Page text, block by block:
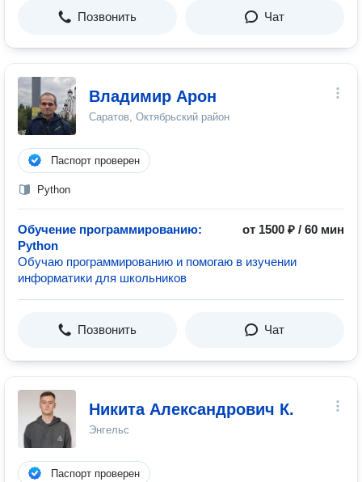
Позвонить Чат
Владимир Арон
Саратов, Октябрьский район
Паспорт проверен
Python
Обучение программированию:
Python
от 1500 ₽ / 60 мин
Обучаю программированию и помогаю в изучении
информатики для школьников
Позвонить Чат
Никита Александрович К.
Энгельс
Паспорт проверен